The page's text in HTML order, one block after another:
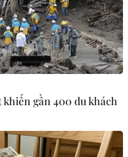
khiến gần 400 du khách